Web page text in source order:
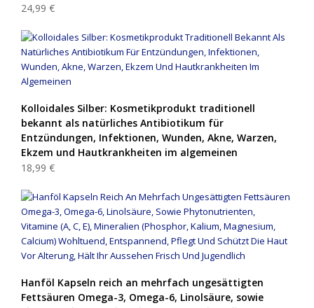
24,99 €
Kolloidales Silber: Kosmetikprodukt traditionell
bekannt als natürliches Antibiotikum für
Entzündungen, Infektionen, Wunden, Akne, Warzen,
Ekzem und Hautkrankheiten im algemeinen
18,99 €
Hanföl Kapseln reich an mehrfach ungesättigten
Fettsäuren Omega-3, Omega-6, Linolsäure, sowie